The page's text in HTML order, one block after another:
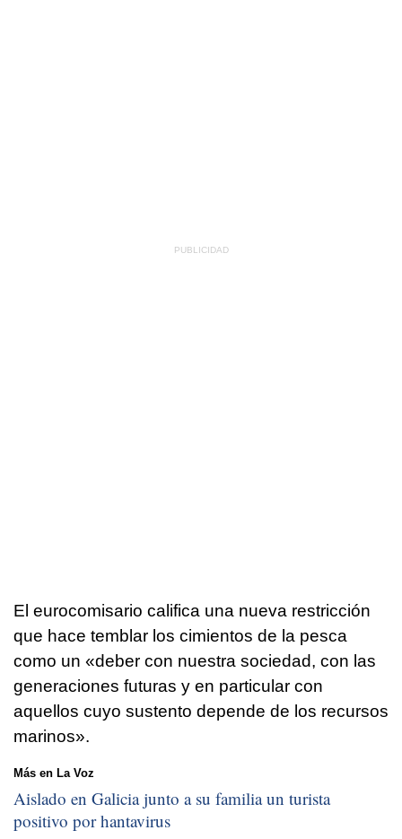
El eurocomisario califica una nueva restricción
que hace temblar los cimientos de la pesca
como un «deber con nuestra sociedad, con las
generaciones futuras y en particular con
aquellos cuyo sustento depende de los recursos
marinos».
Más en La Voz
Aislado en Galicia junto a su familia un turista
positivo por hantavirus